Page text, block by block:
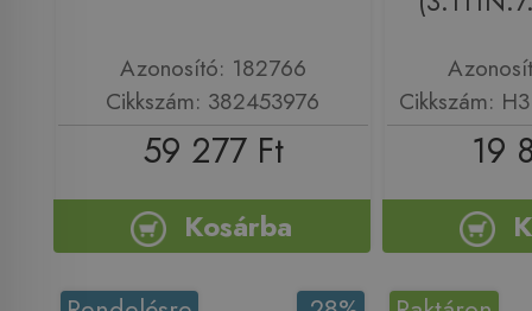
Azonosító: 182766
Cikkszám: 382453976
59 277 Ft
Kosárba
Cikkszám:
19